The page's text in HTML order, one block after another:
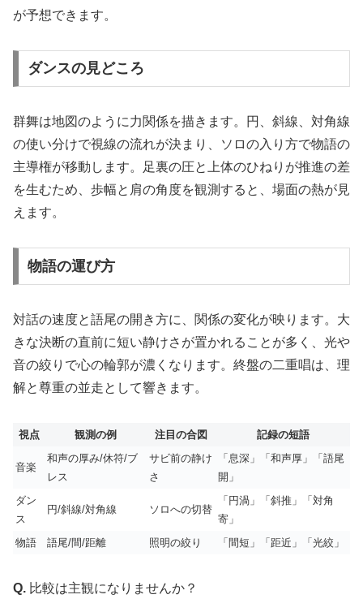
が予想できます。
ダンスの見どころ
群舞は地図のように力関係を描きます。円、斜線、対角線
の使い分けで視線の流れが決まり、ソロの入り方で物語の
主導権が移動します。足裏の圧と上体のひねりが推進の差
を生むため、歩幅と肩の角度を観測すると、場面の熱が見
えます。
物語の運び方
対話の速度と語尾の開き方に、関係の変化が映ります。大
きな決断の直前に短い静けさが置かれることが多く、光や
音の絞りで心の輪郭が濃くなります。終盤の二重唱は、理
解と尊重の並走として響きます。
視点 観測の例 注目の合図 記録の短語
音楽
和声の厚み/休符/ブ
レス
サビ前の静け
さ
「息深」「和声厚」「語尾
開」
ダン
ス
円/斜線/対角線 ソロへの切替
「円渦」「斜推」「対角
寄」
物語
語尾/間/距離 照明の絞り 「間短」「距近」「光絞」
Q. 比較は主観になりませんか？